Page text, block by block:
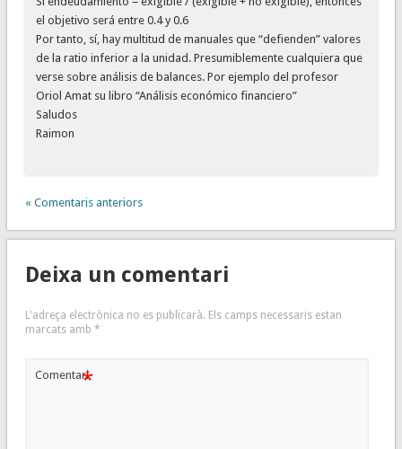
el objetivo será entre 0.4 y 0.6
Por tanto, sí, hay multitud de manuales que “defienden” valores
de la ratio inferior a la unidad. Presumiblemente cualquiera que
verse sobre análisis de balances. Por ejemplo del profesor
Oriol Amat su libro “Análisis económico financiero”
Saludos
Raimon
« Comentaris anteriors
Deixa un comentari
L'adreça electrònica no es publicarà. Els camps necessaris estan
marcats amb *
Comentari*